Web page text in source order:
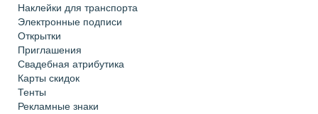
Наклейки для транспорта
Электронные подписи
Открытки
Приглашения
Свадебная атрибутика
Карты скидок
Тенты
Рекламные знаки